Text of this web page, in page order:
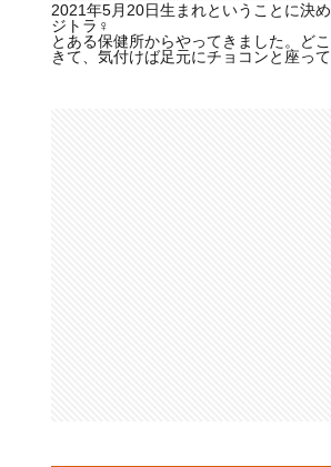
2021年5月20日生まれということに決
ジトラ♀
とある保健所からやってきました。ど
きて、気付けば足元にチョコンと座って